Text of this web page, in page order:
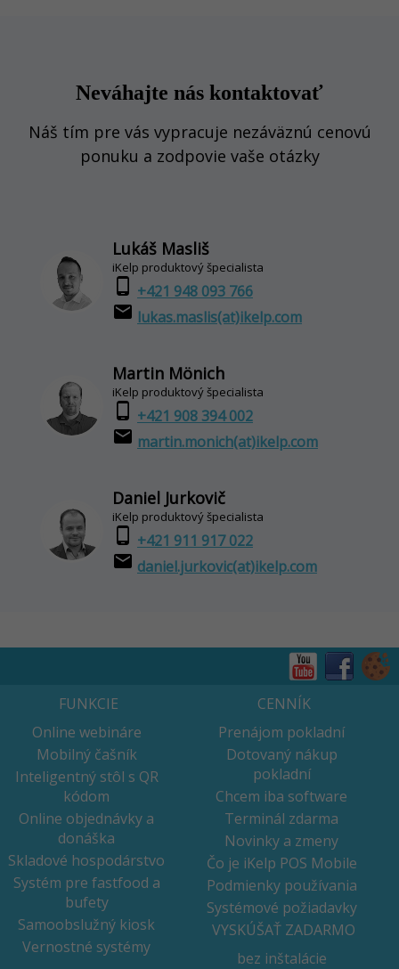
Neváhajte nás kontaktovať
Náš tím pre vás vypracuje nezáväznú cenovú
ponuku a zodpovie vaše otázky
Lukáš Masliš
iKelp produktový špecialista
phone_android +421 948 093 766
email lukas.maslis(at)ikelp.com
Martin Mönich
iKelp produktový špecialista
phone_android +421 908 394 002
email martin.monich(at)ikelp.com
Daniel Jurkovič
iKelp produktový špecialista
phone_android +421 911 917 022
email daniel.jurkovic(at)ikelp.com
FUNKCIE
Online webináre
Mobilný čašník
Inteligentný stôl s QR
kódom
Online objednávky a
donáška
Skladové hospodárstvo
Systém pre fastfood a
bufety
Samoobslužný kiosk
Vernostné systémy
CENNÍK
Prenájom pokladní
Dotovaný nákup
pokladní
Chcem iba software
Terminál zdarma
Novinky a zmeny
Čo je iKelp POS Mobile
Podmienky používania
Systémové požiadavky
VYSKÚŠAŤ ZADARMO
bez inštalácie